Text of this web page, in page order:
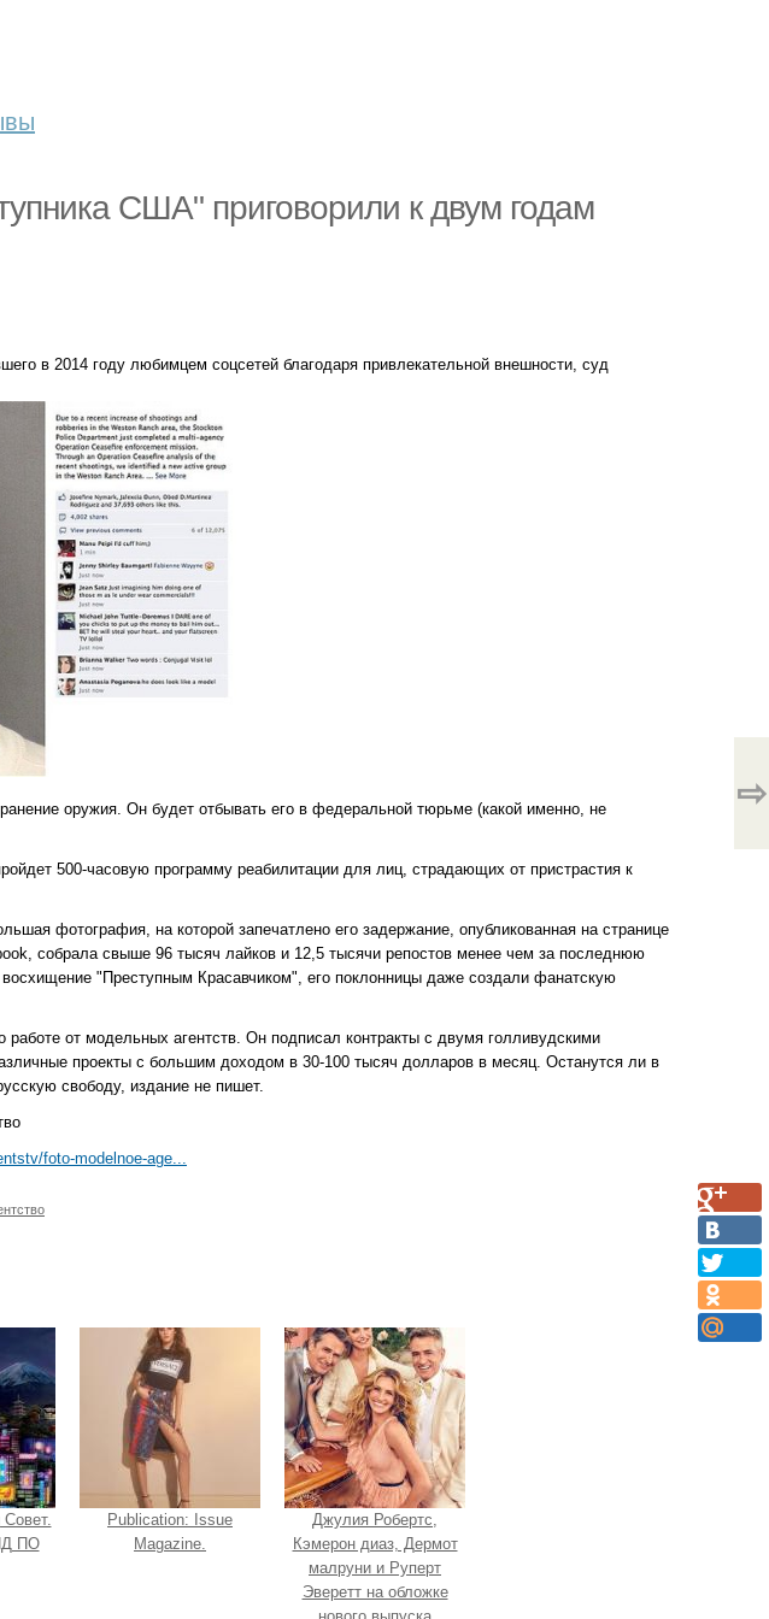
США" приговорили к двум годам
в 2014 году любимцем соцсетей благодаря привлекательной внешности, суд
оружия. Он будет отбывать его в федеральной тюрьме (какой именно, не
500-часовую программу реабилитации для лиц, страдающих от пристрастия к
фотография, на которой запечатлено его задержание, опубликованная на странице
собрала свыше 96 тысяч лайков и 12,5 тысячи репостов менее чем за последнюю
"Преступным Красавчиком", его поклонницы даже создали фанатскую
от модельных агентств. Он подписал контракты с двумя голливудскими
проекты с большим доходом в 30-100 тысяч долларов в месяц. Останутся ли в
свободу, издание не пишет.
foto-modelnoe-age...
⇨
ПО
Publication: Issue
Magazine.
Джулия Робертс,
Кэмерон диаз, Дермот
малруни и Руперт
Эверетт на обложке